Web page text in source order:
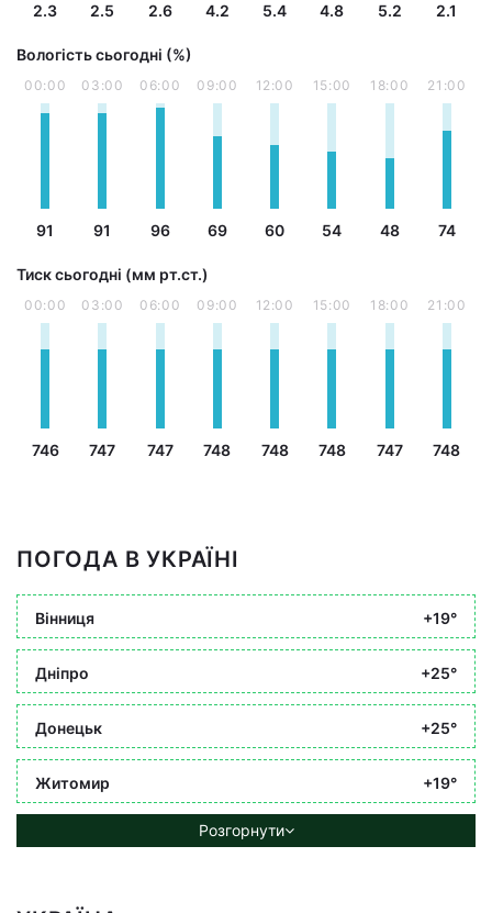
2.3 2.5 2.6 4.2 5.4 4.8 5.2 2.1
Вологість сьогодні (%)
00:00
91
03:00
91
06:00
96
09:00
69
12:00
60
15:00
54
18:00
48
21:00
74
Тиск сьогодні (мм рт.ст.)
00:00
746
03:00
747
06:00
747
09:00
748
12:00
748
15:00
748
18:00
747
21:00
748
ПОГОДА В УКРАЇНІ
Вінниця +19°
Дніпро +25°
Донецьк +25°
Житомир +19°
Розгорнути